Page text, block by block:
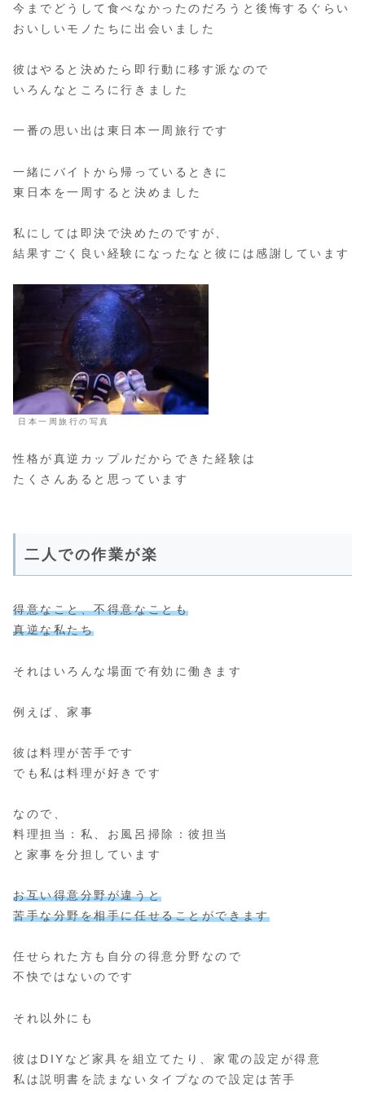
今までどうして食べなかったのだろうと後悔するぐらい
おいしいモノたちに出会いました
彼はやると決めたら即行動に移す派なので
いろんなところに行きました
一番の思い出は東日本一周旅行です
一緒にバイトから帰っているときに
東日本を一周すると決めました
私にしては即決で決めたのですが、
結果すごく良い経験になったなと彼には感謝しています
日本一周旅行の写真
性格が真逆カップルだからできた経験は
たくさんあると思っています
二人での作業が楽
得意なこと、不得意なことも
真逆な私たち
それはいろんな場面で有効に働きます
例えば、家事
彼は料理が苦手です
でも私は料理が好きです
なので、
料理担当：私、お風呂掃除：彼担当
と家事を分担しています
お互い得意分野が違うと
苦手な分野を相手に任せることができます
任せられた方も自分の得意分野なので
不快ではないのです
それ以外にも
彼はDIYなど家具を組立てたり、家電の設定が得意
私は説明書を読まないタイプなので設定は苦手